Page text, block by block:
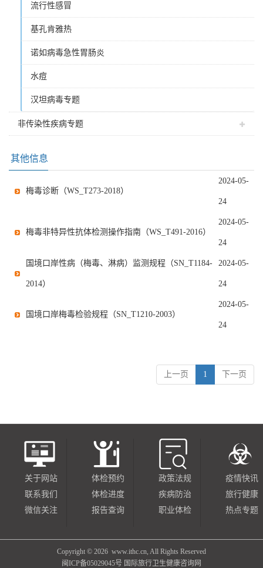
流行性感冒
基孔肯雅热
诺如病毒急性胃肠炎
水痘
汉坦病毒专题
非传染性疾病专题
其他信息
梅毒诊断（WS_T273-2018）
2024-05-
24
梅毒非特异性抗体检测操作指南（WS_T491-2016）
2024-05-
24
国境口岸性病（梅毒、淋病）监测规程（SN_T1184-
2014）
2024-05-
24
国境口岸梅毒检验规程（SN_T1210-2003）
2024-05-
24
上一页 1 下一页
关于网站
联系我们
微信关注
体检预约
体检进度
报告查询
政策法规
疾病防治
职业体检
疫情快讯
旅行健康
热点专题
Copyright © 2026 www.ithc.cn, All Rights Reserved
闽ICP备05029045号 国际旅行卫生健康咨询网